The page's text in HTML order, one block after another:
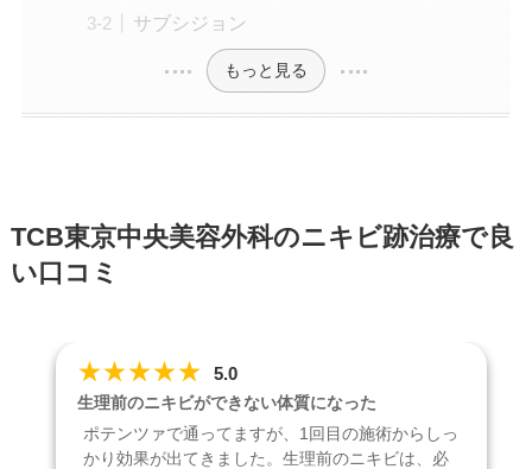
サブシジョン
もっと見る
TCB東京中央美容外科のニキビ跡治療で良
い口コミ
★★★★★ 5.0
生理前のニキビができない体質になった
ポテンツァで通ってますが、1回目の施術からしっ
かり効果が出てきました。生理前のニキビは、必